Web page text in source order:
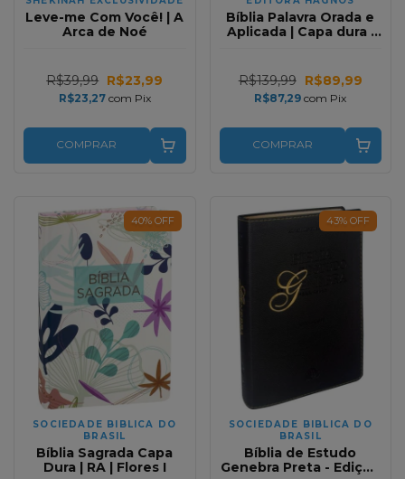
Leve-me Com Você! | A
Arca de Noé
R$39,99 R$23,99
R$23,27 com Pix
COMPRAR
Bíblia Palavra Orada e
Aplicada | Capa dura |
R$139,99 R$89,99
R$87,29com Pix
COMPRAR
40% OFF
SOCIEDADE BIBLICA DO
BRASIL
Bíblia Sagrada Capa
Dura | RA | Flores I
43% OFF
SOCIEDADE BIBLICA DO
BRASIL
Bíblia de Estudo
Genebra Preta - Edição